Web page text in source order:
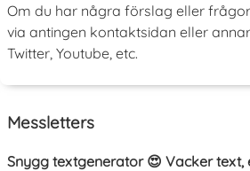
Om du har några förslag eller
via antingen kontaktsidan eller
Twitter, Youtube, etc.
Messletters
Snygg textgenerator 😍 Vacker text,